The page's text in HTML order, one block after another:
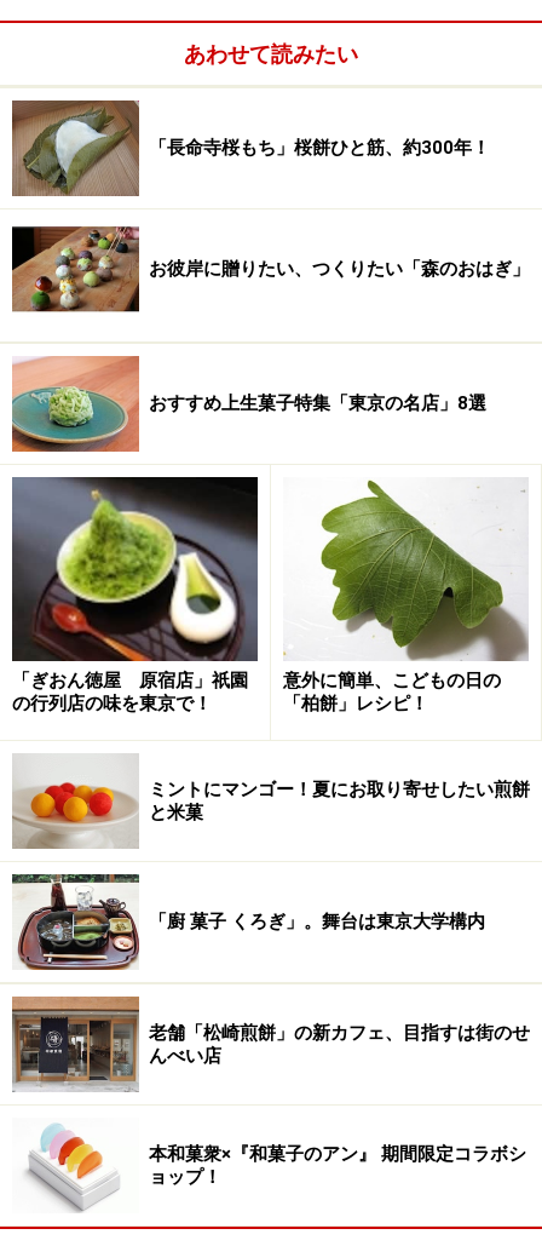
あわせて読みたい
「長命寺桜もち」桜餅ひと筋、約300年！
お彼岸に贈りたい、つくりたい「森のおはぎ」
おすすめ上生菓子特集「東京の名店」8選
「ぎおん徳屋 原宿店」祇園
の行列店の味を東京で！
意外に簡単、こどもの日の
「柏餅」レシピ！
ミントにマンゴー！夏にお取り寄せしたい煎餅
と米菓
「廚 菓子 くろぎ」。舞台は東京大学構内
老舗「松崎煎餅」の新カフェ、目指すは街のせ
んべい店
本和菓衆×『和菓子のアン』 期間限定コラボシ
ョップ！